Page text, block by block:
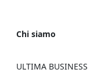
Chi siamo
ULTIMA